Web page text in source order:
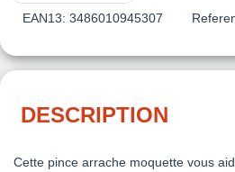
EAN13: 3486010945307
DESCRIPTION
Cette pince arrache moquette vous